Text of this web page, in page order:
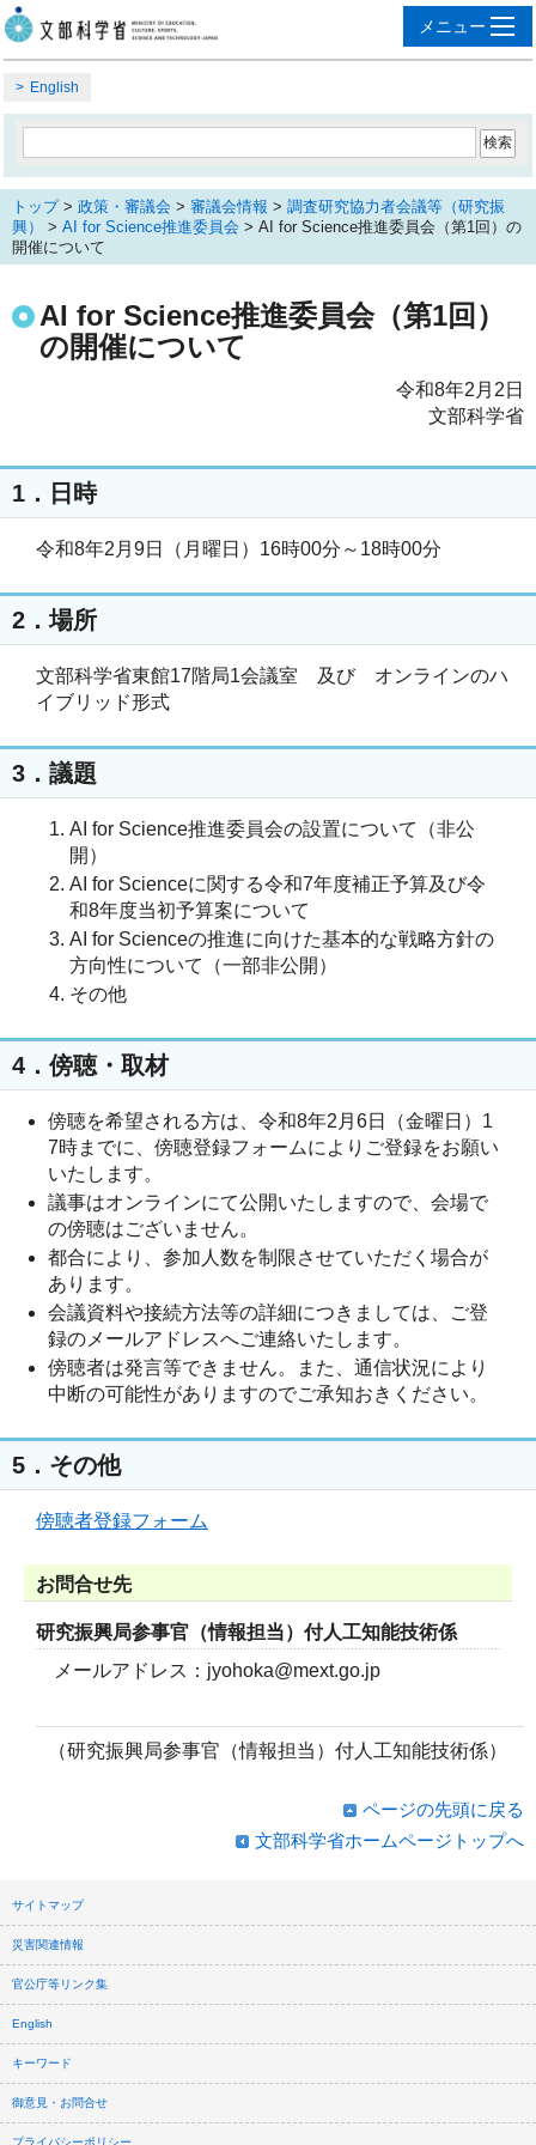
English
トップ> 政策・審議会 > 審議会情報 > 調査研究協力者会議等（研究振
興）
> AI for Science推進委員会 > AI for Science推進委員会（第1回）の
開催について
AI for Science推進委員会（第1回）
の開催について
令和8年2月2日
文部科学省
1．日時
令和8年2月9日（月曜日）16時00分～18時00分
2．場所
文部科学省東館17階局1会議室 及び オンラインのハ
イブリッド形式
3．議題
AI for Science推進委員会の設置について（非公
開）
AI for Scienceに関する令和7年度補正予算及び令
和8年度当初予算案について
AI for Scienceの推進に向けた基本的な戦略方針の
方向性について（一部非公開）
その他
4．傍聴・取材
傍聴を希望される方は、令和8年2月6日（金曜日）1
7時までに、傍聴登録フォームによりご登録をお願い
いたします。
議事はオンラインにて公開いたしますので、会場で
の傍聴はございません。
都合により、参加人数を制限させていただく場合が
あります。
会議資料や接続方法等の詳細につきましては、ご登
録のメールアドレスへご連絡いたします。
傍聴者は発言等できません。また、通信状況により
中断の可能性がありますのでご承知おきください。
5．その他
傍聴者登録フォーム
お問合せ先
研究振興局参事官（情報担当）付人工知能技術係
メールアドレス：jyohoka@mext.go.jp
（研究振興局参事官（情報担当）付人工知能技術係）
ページの先頭に戻る
文部科学省ホームページトップへ
サイトマップ
災害関連情報
官公庁等リンク集
English
キーワード
御意見・お問合せ
プライバシーポリシー